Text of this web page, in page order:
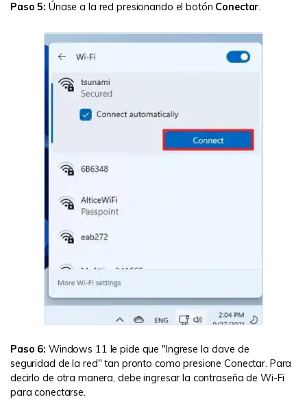
Paso 5: Únase a la red presionando el botón Conectar.
Paso 6: Windows 11 le pide que "Ingrese la clave de
seguridad de la red" tan pronto como presione Conectar. Para
decirlo de otra manera, debe ingresar la contraseña de Wi-Fi
para conectarse.